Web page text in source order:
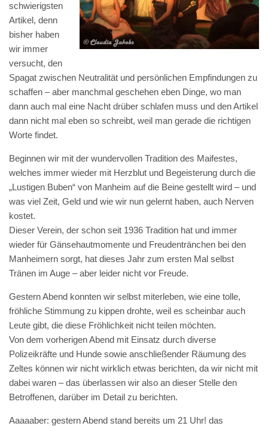
schwierigsten
Artikel, denn
bisher haben
wir immer
versucht, den
Spagat zwischen Neutralität und persönlichen Empfindungen zu
schaffen – aber manchmal geschehen eben Dinge, wo man
dann auch mal eine Nacht drüber schlafen muss und den Artikel
dann nicht mal eben so schreibt, weil man gerade die richtigen
Worte findet.
Beginnen wir mit der wundervollen Tradition des Maifestes,
welches immer wieder mit Herzblut und Begeisterung durch die
„Lustigen Buben“ von Manheim auf die Beine gestellt wird – und
was viel Zeit, Geld und wie wir nun gelernt haben, auch Nerven
kostet.
Dieser Verein, der schon seit 1936 Tradition hat und immer
wieder für Gänsehautmomente und Freudentränchen bei den
Manheimern sorgt, hat dieses Jahr zum ersten Mal selbst
Tränen im Auge – aber leider nicht vor Freude.
Gestern Abend konnten wir selbst miterleben, wie eine tolle,
fröhliche Stimmung zu kippen drohte, weil es scheinbar auch
Leute gibt, die diese Fröhlichkeit nicht teilen möchten.
Von dem vorherigen Abend mit Einsatz durch diverse
Polizeikräfte und Hunde sowie anschließender Räumung des
Zeltes können wir nicht wirklich etwas berichten, da wir nicht mit
dabei waren – das überlassen wir also an dieser Stelle den
Betroffenen, darüber im Detail zu berichten.
Aaaaaber: gestern Abend stand bereits um 21 Uhr! das